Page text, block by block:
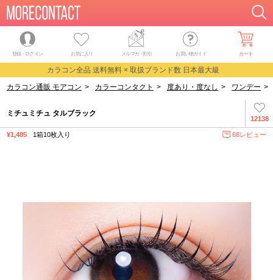
登録・ログイン お気に入り メルマガ・割引 お買い物ガイド カート
カラコン全品 送料無料 × 取扱ブランド数 日本最大級
カラコン通販 モアコン > カラーコンタクト > 度あり・度なし > ワンデー >
12138
ミチュミチュ タルブラック
¥1,485 1箱10枚入り 68レビュー